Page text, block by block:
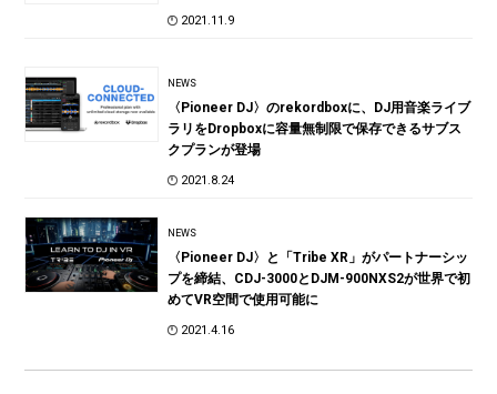
2021.11.9
NEWS
〈Pioneer DJ〉のrekordboxに、DJ用音楽ライブ
ラリをDropboxに容量無制限で保存できるサブス
クプランが登場
2021.8.24
NEWS
〈Pioneer DJ〉と「Tribe XR」がパートナーシッ
プを締結、CDJ-3000とDJM-900NXS2が世界で初
めてVR空間で使用可能に
2021.4.16